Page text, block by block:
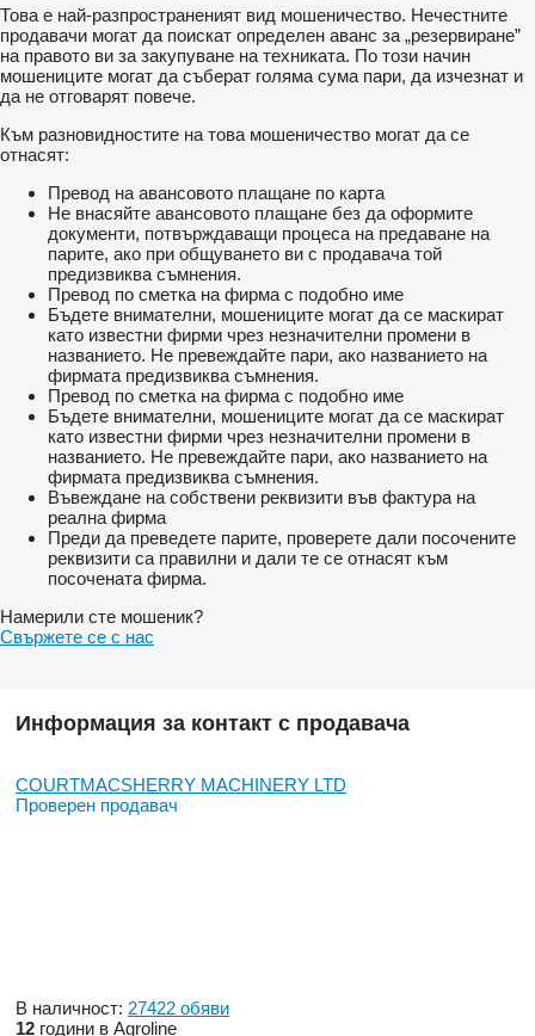
Това е най-разпространеният вид мошеничество. Нечестните
продавачи могат да поискат определен аванс за „резервиране”
на правото ви за закупуване на техниката. По този начин
мошениците могат да съберат голяма сума пари, да изчезнат и
да не отговарят повече.
Към разновидностите на това мошеничество могат да се
отнасят:
Превод на авансовото плащане по карта
Не внасяйте авансовото плащане без да оформите
документи, потвърждаващи процеса на предаване на
парите, ако при общуването ви с продавача той
предизвиква съмнения.
Превод по сметка на фирма с подобно име
Бъдете внимателни, мошениците могат да се маскират
като известни фирми чрез незначителни промени в
названието. Не превеждайте пари, ако названието на
фирмата предизвиква съмнения.
Превод по сметка на фирма с подобно име
Бъдете внимателни, мошениците могат да се маскират
като известни фирми чрез незначителни промени в
названието. Не превеждайте пари, ако названието на
фирмата предизвиква съмнения.
Въвеждане на собствени реквизити във фактура на
реална фирма
Преди да преведете парите, проверете дали посочените
реквизити са правилни и дали те се отнасят към
посочената фирма.
Намерили сте мошеник?
Свържете се с нас
Информация за контакт с продавача
COURTMACSHERRY MACHINERY LTD
Проверен продавач
В наличност: 27422 обяви
12 години в Agroline